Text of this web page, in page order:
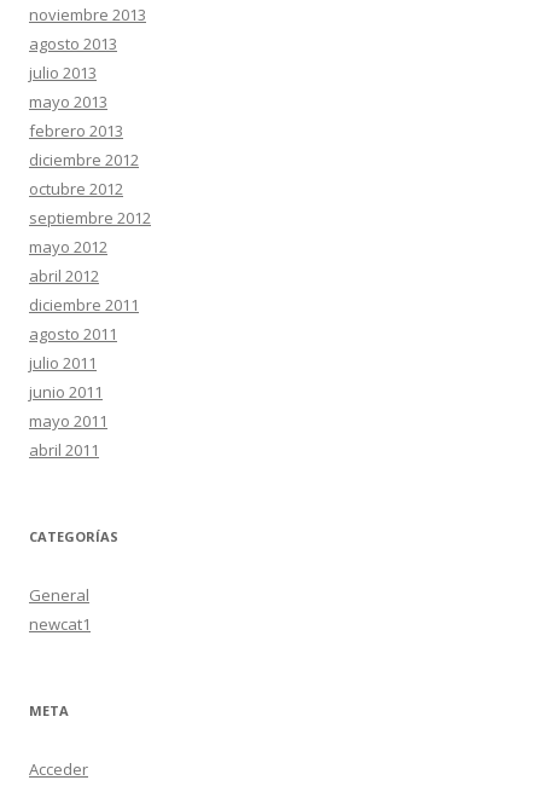
noviembre 2013
agosto 2013
julio 2013
mayo 2013
febrero 2013
diciembre 2012
octubre 2012
septiembre 2012
mayo 2012
abril 2012
diciembre 2011
agosto 2011
julio 2011
junio 2011
mayo 2011
abril 2011
CATEGORÍAS
General
newcat1
META
Acceder